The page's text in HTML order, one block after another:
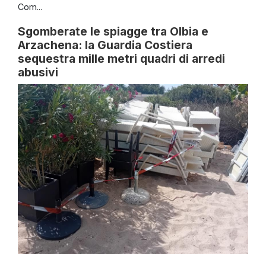
Com...
Sgomberate le spiagge tra Olbia e
Arzachena: la Guardia Costiera
sequestra mille metri quadri di arredi
abusivi